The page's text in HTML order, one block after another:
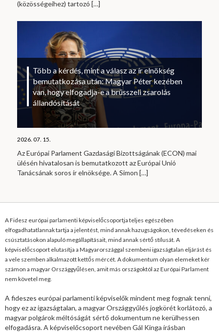
(közösségeihez) tartozó […]
Több a kérdés, mint a válasz az ír elnökség
bemutatkozása után: Magyar Péter kezében
van, hogy elfogadja-e a brüsszeli zsarolás
állandósítását
2026. 07. 15.
Az Európai Parlament Gazdasági Bizottságának (ECON) mai
ülésén hivatalosan is bemutatkozott az Európai Unió
Tanácsának soros ír elnöksége. A Simon […]
A Fidesz európai parlamenti képviselőcsoportja teljes egészében
elfogadhatatlannak tartja a jelentést, mind annak hazugságokon, tévedéseken és
csúsztatásokon alapuló megállapításait, mind annak sértő stílusát. A
képviselőcsoport elutasítja a Magyarországgal szembeni igazságtalan eljárást és
a vele szemben alkalmazott kettős mércét. A dokumentum olyan elemeket kér
számon a magyar Országgyűlésen, amit más országoktól az Európai Parlament
nem követel meg.
A fideszes európai parlamenti képviselők mindent meg fognak tenni,
hogy ez az igazságtalan, a magyar Országgyűlés jogkörét korlátozó, a
magyar polgárok méltóságát sértő dokumentum ne kerülhessen
elfogadásra. A képviselőcsoport nevében Gál Kinga írásban